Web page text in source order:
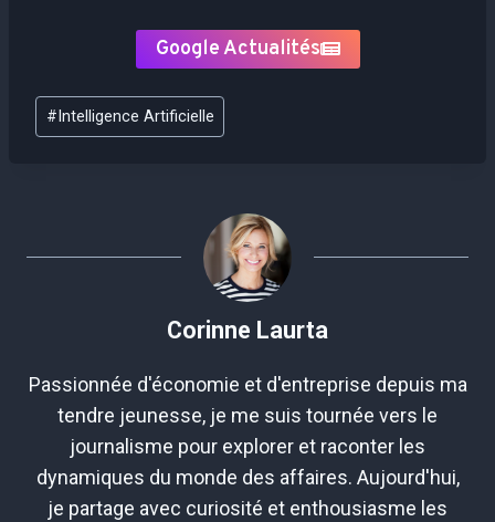
Google Actualités
Étiquettes
de
# Intelligence Artificielle
Corinne Laurta
Passionnée d'économie et d'entreprise depuis ma
tendre jeunesse, je me suis tournée vers le
journalisme pour explorer et raconter les
dynamiques du monde des affaires. Aujourd'hui,
je partage avec curiosité et enthousiasme les